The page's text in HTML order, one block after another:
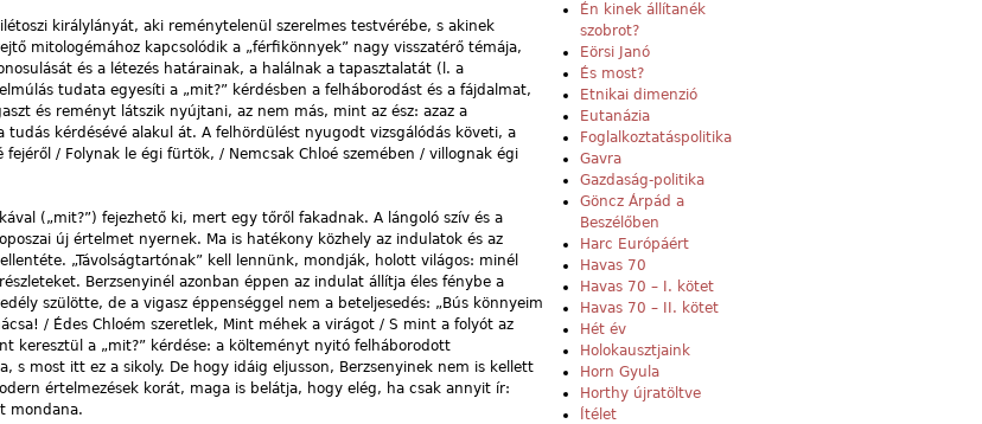
királylányát, aki reménytelenül szerelmes testvérébe, s akinek
mitologémához kapcsolódik a „férfikönnyek” nagy visszatérő témája,
és a létezés határainak, a halálnak a tapasztalatát (l. a
tudata egyesíti a „mit?” kérdésben a felháborodást és a fájdalmat,
és reményt látszik nyújtani, az nem más, mint az ész: azaz a
kérdésévé alakul át. A felhördülést nyugodt vizsgálódás követi, a
/ Folynak le égi fürtök, / Nemcsak Chloé szemében / villognak égi
(„mit?”) fejezhető ki, mert egy tőről fakadnak. A lángoló szív és a
új értelmet nyernek. Ma is hatékony közhely az indulatok és az
„Távolságtartónak” kell lennünk, mondják, holott világos: minél
Berzsenyinél azonban éppen az indulat állítja éles fénybe a
szülötte, de a vigasz éppenséggel nem a beteljesedés: „Bús könnyeim
/ Édes Chloém szeretlek, Mint méhek a virágot / S mint a folyót az
keresztül a „mit?” kérdése: a költeményt nyitó felháborodott
s most itt ez a sikoly. De hogy idáig eljusson, Berzsenyinek nem is kellett
értelmezések korát, maga is belátja, hogy elég, ha csak annyit ír:
mondana.
Én kinek állítanék
szobrot?
Eörsi Janó
És most?
Etnikai dimenzió
Eutanázia
Foglalkoztatáspolitika
Gavra
Gazdaság-politika
Göncz Árpád a
Beszélőben
Harc Európáért
Havas 70
Havas 70 – I. kötet
Havas 70 – II. kötet
Hét év
Holokausztjaink
Horn Gyula
Horthy újratöltve
Ítélet